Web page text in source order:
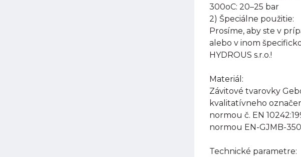
300oC: 20–25 bar
2) Špeciálne použitie:
Prosíme, aby ste v
alebo v inom
HYDROUS s.r.o.!
Materiál:
Závitové tvarovky
kvalitatívneho
normou č. EN
normou EN-GJMB-
Technické parametre: